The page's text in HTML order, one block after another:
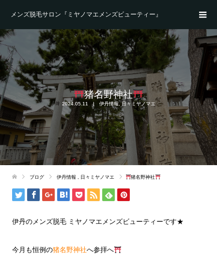
メンズ脱毛サロン『ミヤノマエメンズビューティー』
猪名野神社
2024.05.11 伊丹情報 ,日々ミヤノマエ
ブログ 伊丹情報 日々ミヤノマエ 猪名野神社
伊丹のメンズ脱毛 ミヤノマエメンズビューティーです★
今月も恒例の猪名野神社へ参拝へ